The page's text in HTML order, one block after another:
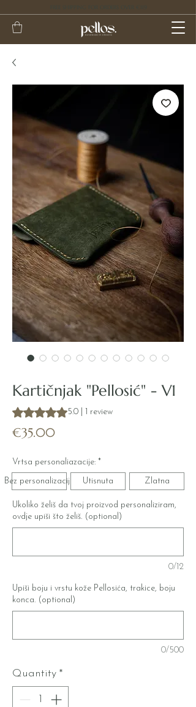
Kartičnjak "Pellosić" - V1
Rating is 5.0 out of five stars based on 1
5.0 | 1 review
€35.00Price
Vrtsa personaliazacije: *
Bez personalizacije Utisnuta Zlatna
Ukoliko želiš da tvoj proizvod personaliziram,
ovdje upiši što želiš. (optional)
0/12
Upiši boju i vrstu kože Pellosića, trakice, boju
konca. (optional)
0/500
Quantity *